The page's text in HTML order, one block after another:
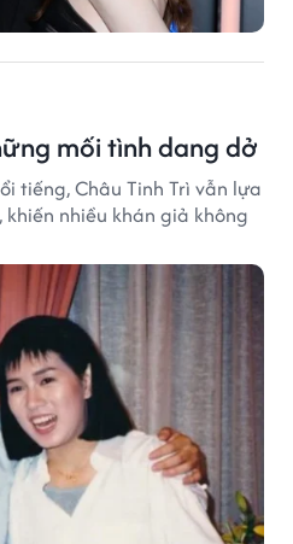
mối tình dang dở
tiếng, Châu Tinh Trì vẫn lựa
nhiều khán giả không